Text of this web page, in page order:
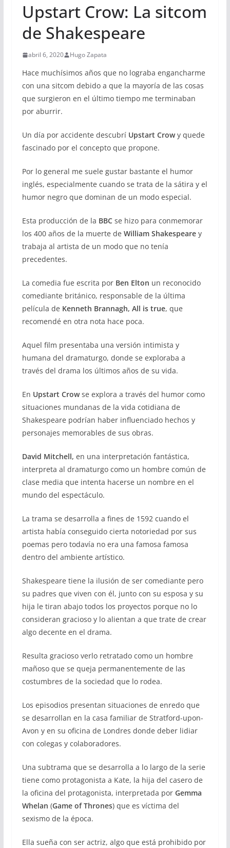
Upstart Crow: La sitcom
de Shakespeare
abril 6, 2020 Hugo Zapata
Hace muchísimos años que no lograba engancharme
con una sitcom debido a que la mayoría de las cosas
que surgieron en el último tiempo me terminaban
por aburrir.
Un día por accidente descubrí Upstart Crowy quede
fascinado por el concepto que propone.
Por lo general me suele gustar bastante el humor
inglés, especialmente cuando se trata de la sátira y el
humor negro que dominan de un modo especial.
Esta producción de la BBCse hizo para conmemorar
los 400 años de la muerte de William Shakespearey
trabaja al artista de un modo que no tenía
precedentes.
La comedia fue escrita porBen Elton un reconocido
comediante británico, responsable de la última
película de Kenneth Brannagh, All is true, que
recomendé en otra nota hace poca.
Aquel film presentaba una versión intimista y
humana del dramaturgo, donde se exploraba a
través del drama los últimos años de su vida.
En Upstart Crowse explora a través del humor como
situaciones mundanas de la vida cotidiana de
Shakespeare podrían haber influenciado hechos y
personajes memorables de sus obras.
David Mitchell, en una interpretación fantástica,
interpreta al dramaturgo como un hombre común de
clase media que intenta hacerse un nombre en el
mundo del espectáculo.
La trama se desarrolla a fines de 1592 cuando el
artista había conseguido cierta notoriedad por sus
poemas pero todavía no era una famosa famosa
dentro del ambiente artístico.
Shakespeare tiene la ilusión de ser comediante pero
su padres que viven con él, junto con su esposa y su
hija le tiran abajo todos los proyectos porque no lo
consideran gracioso y lo alientan a que trate de crear
algo decente en el drama.
Resulta gracioso verlo retratado como un hombre
mañoso que se queja permanentemente de las
costumbres de la sociedad que lo rodea.
Los episodios presentan situaciones de enredo que
se desarrollan en la casa familiar de Stratford-upon-
Avon y en su oficina de Londres donde deber lidiar
con colegas y colaboradores.
Una subtrama que se desarrolla a lo largo de la serie
tiene como protagonista a Kate, la hija del casero de
la oficina del protagonista, interpretada por Gemma
Whelan (Game of Thrones) que es víctima del
sexismo de la época.
Ella sueña con ser actriz, algo que está prohibido por